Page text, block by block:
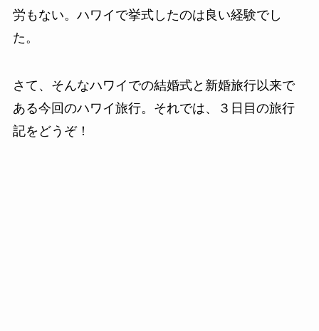
労もない。ハワイで挙式したのは良い経験でし
た。
さて、そんなハワイでの結婚式と新婚旅行以来で
ある今回のハワイ旅行。それでは、３日目の旅行
記をどうぞ！